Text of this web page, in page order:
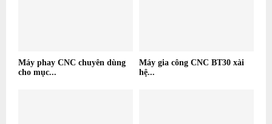
Máy phay CNC chuyên dùng
cho mục...
Máy gia công CNC BT30 xài
hệ...